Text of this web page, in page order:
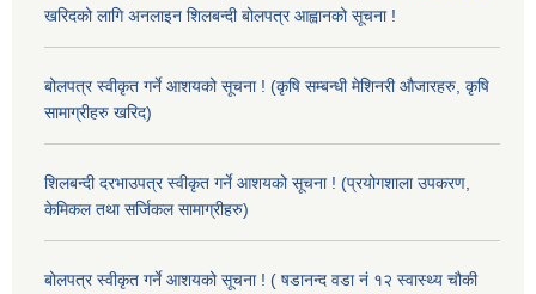
खरिदको लागि अनलाइन शिलबन्दी बोलपत्र आह्वानको सूचना !
बोलपत्र स्वीकृत गर्ने आशयको सूचना ! (कृषि सम्बन्धी मेशिनरी औजारहरु, कृषि
सामाग्रीहरु खरिद)
शिलबन्दी दरभाउपत्र स्वीकृत गर्ने आशयको सूचना ! (प्रयोगशाला उपकरण,
केमिकल तथा सर्जिकल सामाग्रीहरु)
बोलपत्र स्वीकृत गर्ने आशयको सूचना ! ( षडानन्द वडा नं १२ स्वास्थ्य चौकी